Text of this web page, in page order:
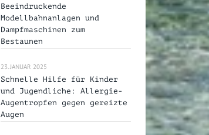
Beeindruckende
Modellbahnanlagen und
Dampfmaschinen zum
Bestaunen
23. JANUAR 2025
Schnelle Hilfe für Kinder
und Jugendliche: Allergie-
Augentropfen gegen gereizte
Augen